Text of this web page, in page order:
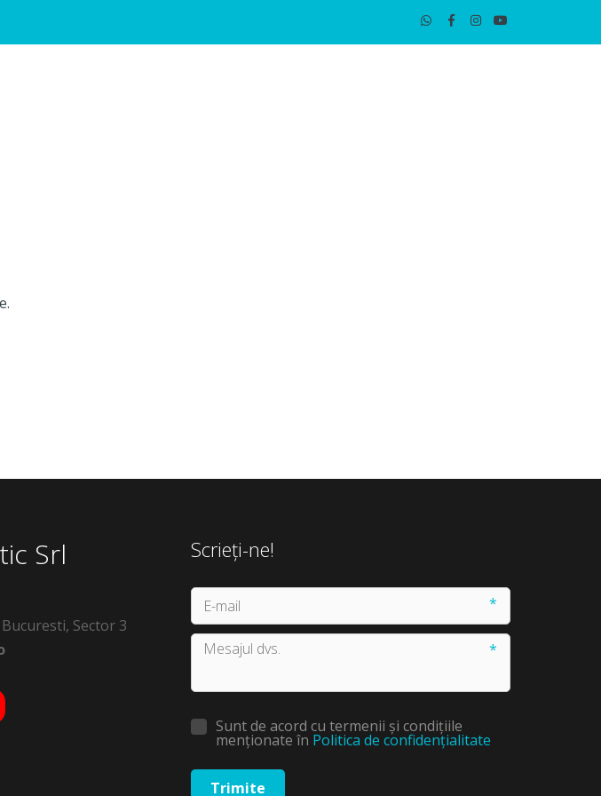
Srl
Bucuresti, Sector 3
Scrieți-ne!
*
*
Sunt de acord cu termenii și condițiile
menționate în Politica de confidențialitate
Trimite